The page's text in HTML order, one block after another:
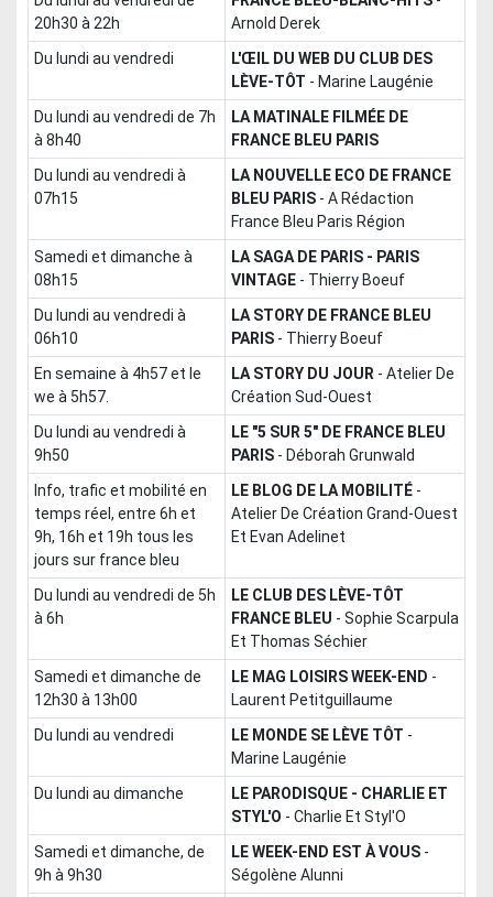
20h30 à 22h
Arnold Derek
du lundi au vendredi
L'ŒIL DU WEB DU CLUB DES
LÈVE-TÔT - Marine Laugénie
du lundi au vendredi de 7h
à 8h40
LA MATINALE FILMÉE DE
FRANCE BLEU PARIS
du lundi au vendredi à
07h15
LA NOUVELLE ECO DE FRANCE
BLEU PARIS - A Rédaction
France Bleu Paris Région
samedi et dimanche à
08h15
LA SAGA DE PARIS - PARIS
VINTAGE - Thierry Boeuf
du lundi au vendredi à
06h10
LA STORY DE FRANCE BLEU
PARIS - Thierry Boeuf
en semaine à 4h57 et le
we à 5h57.
LA STORY DU JOUR - Atelier De
Création Sud-Ouest
du lundi au vendredi à
9h50
LE "5 SUR 5" DE FRANCE BLEU
PARIS - Déborah Grunwald
temps réel, entre 6h et
9h, 16h et 19h tous les
jours sur france bleu
LE BLOG DE LA MOBILITÉ -
Atelier De Création Grand-Ouest
Et Evan Adelinet
du lundi au vendredi de 5h
à 6h
LE CLUB DES LÈVE-TÔT
FRANCE BLEU - Sophie Scarpula
Et Thomas Séchier
samedi et dimanche de
12h30 à 13h00
LE MAG LOISIRS WEEK-END -
Laurent Petitguillaume
du lundi au vendredi
LE MONDE SE LÈVE TÔT -
Marine Laugénie
du lundi au dimanche
LE PARODISQUE - CHARLIE ET
STYL'O - Charlie Et Styl'O
samedi et dimanche, de
9h à 9h30
LE WEEK-END EST À VOUS -
Ségolène Alunni